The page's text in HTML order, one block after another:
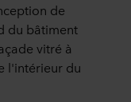
de
du bâtiment
vitré à
l'intérieur du